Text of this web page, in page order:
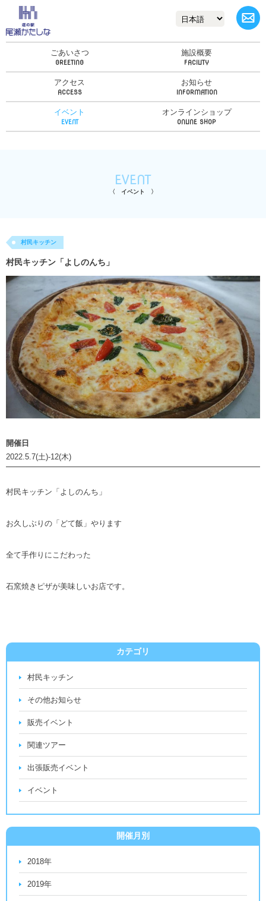
ごあいさつ 施設概要
アクセス お知らせ
イベント オンラインショップ
EVENT
イベント
村民キッチン
村民キッチン「よしのんち」
開催日
2022.5.7(土)-12(木)
村民キッチン「よしのんち」
お久しぶりの「どて飯」やります
全て手作りにこだわった
石窯焼きピザが美味しいお店です。
カテゴリ
村民キッチン
その他お知らせ
販売イベント
関連ツアー
出張販売イベント
イベント
開催月別
2018年
2019年